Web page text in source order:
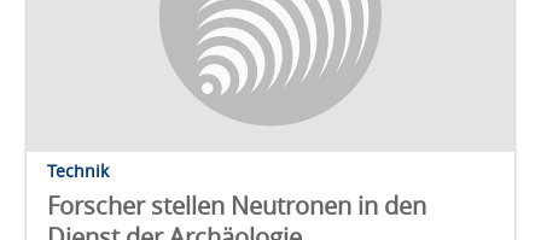
Technik
Forscher stellen Neutronen in den